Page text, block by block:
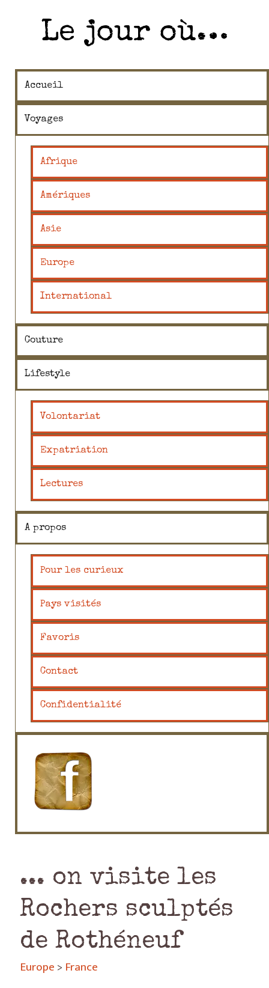
Le jour où…
Accueil
Voyages
Afrique
Amériques
Asie
Europe
International
Couture
Lifestyle
Volontariat
Expatriation
Lectures
A propos
Pour les curieux
Pays visités
Favoris
Contact
Confidentialité
... on visite les
Rochers sculptés
de Rothéneuf
Europe> France